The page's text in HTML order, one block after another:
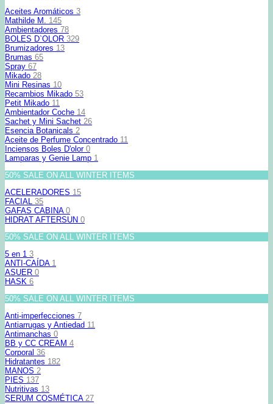
Aceites Aromáticos 3
Mathilde M. 145
Ambientadores 78
BOLES D`OLOR 329
Brumizadores 13
Brumas 65
Spray 67
Mikado 28
Mini Resinas 10
Recambios Mikado 53
Petit Mikado 11
Ambientador Coche 14
Sachet y Mini Sachet 26
Esencia Botanicals 2
Aceite de Perfume Concentrado 11
Inciensos Boles D'olor 0
Lamparas y Genie Lamp 1
50% SALE ON ALL WINTER ITEMS
ACELERADORES 15
FACIAL 35
GAFAS CABINA 0
HIDRAT AFTERSUN 0
50% SALE ON ALL WINTER ITEMS
5 en 1 3
ANTI-CAÍDA 1
ASUER 0
HASK 6
50% SALE ON ALL WINTER ITEMS
Anti-imperfecciones 7
Antiarrugas y Antiedad 11
Antimanchas 0
BB y CC CREAM 4
Corporal 36
Hidratantes 182
MANOS 2
PIES 137
Nutritivas 13
SERUM COSMÉTICA 27